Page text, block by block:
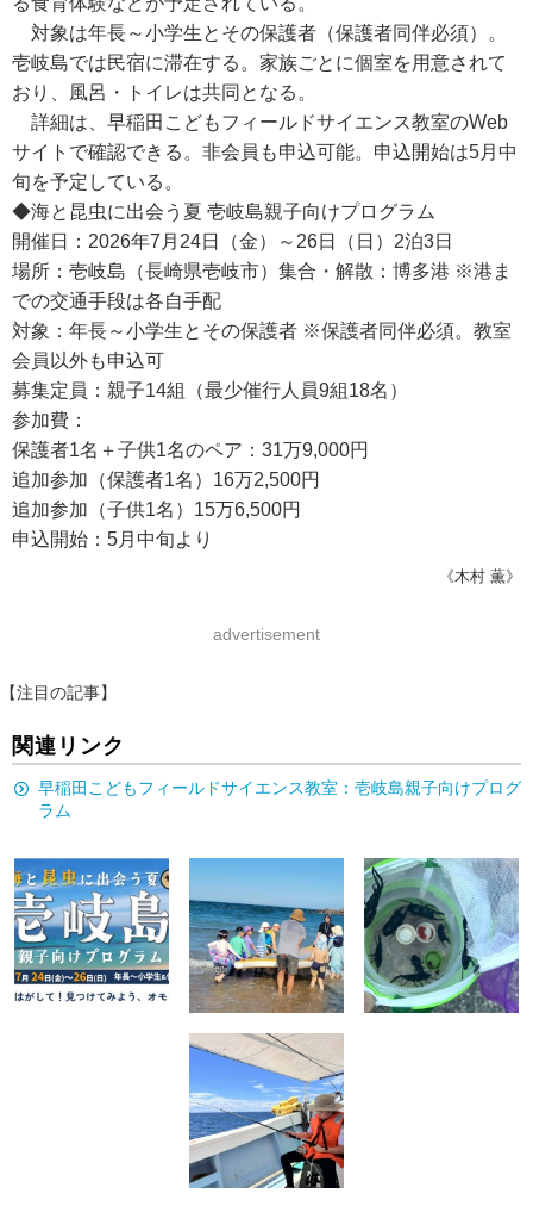
対象は年長～小学生とその保護者（保護者同伴必須）。
壱岐島では民宿に滞在する。家族ごとに個室を用意されて
おり、風呂・トイレは共同となる。
詳細は、早稲田こどもフィールドサイエンス教室のWeb
サイトで確認できる。非会員も申込可能。申込開始は5月中
旬を予定している。
◆海と昆虫に出会う夏 壱岐島親子向けプログラム
開催日：2026年7月24日（金）～26日（日）2泊3日
場所：壱岐島（長崎県壱岐市）集合・解散：博多港 ※港ま
での交通手段は各自手配
対象：年長～小学生とその保護者 ※保護者同伴必須。教室
会員以外も申込可
募集定員：親子14組（最少催行人員9組18名）
参加費：
保護者1名＋子供1名のペア：31万9,000円
追加参加（保護者1名）16万2,500円
追加参加（子供1名）15万6,500円
申込開始：5月中旬より
《木村 薫》
advertisement
【注目の記事】
関連リンク
早稲田こどもフィールドサイエンス教室：壱岐島親子向けプログ
ラム